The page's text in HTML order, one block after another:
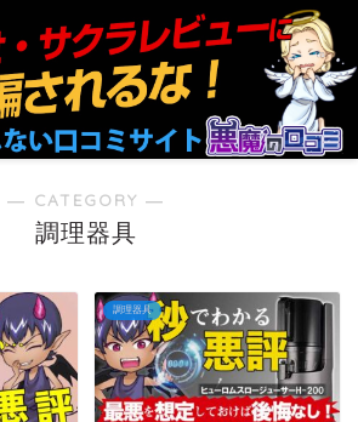
― CATEGORY ―
調理器具
調理器具